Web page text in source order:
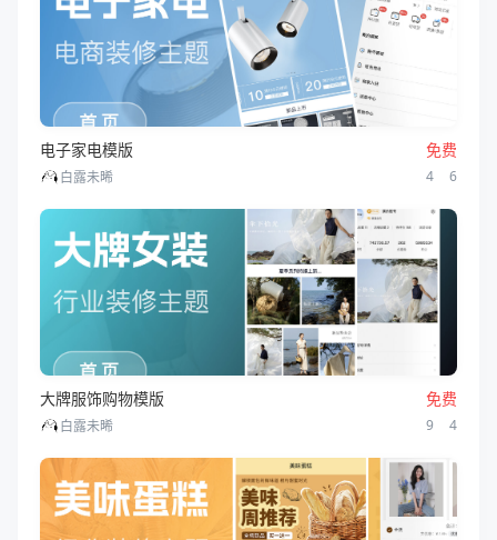
电子家电模版 免费
白露未晞 4 6
大牌服饰购物模版 免费
白露未晞 9 4